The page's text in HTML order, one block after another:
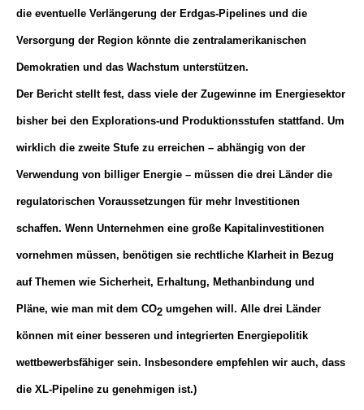
die eventuelle Verlängerung der Erdgas-Pipelines und die
Versorgung der Region könnte die zentralamerikanischen
Demokratien und das Wachstum unterstützen.
Der Bericht stellt fest, dass viele der Zugewinne im Energiesektor
bisher bei den Explorations-und Produktionsstufen stattfand. Um
wirklich die zweite Stufe zu erreichen – abhängig von der
Verwendung von billiger Energie – müssen die drei Länder die
regulatorischen Voraussetzungen für mehr Investitionen
schaffen. Wenn Unternehmen eine große Kapitalinvestitionen
vornehmen müssen, benötigen sie rechtliche Klarheit in Bezug
auf Themen wie Sicherheit, Erhaltung, Methanbindung und
Pläne, wie man mit dem CO2 umgehen will. Alle drei Länder
können mit einer besseren und integrierten Energiepolitik
wettbewerbsfähiger sein. Insbesondere empfehlen wir auch, dass
die XL-Pipeline zu genehmigen ist.)